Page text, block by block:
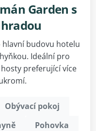
Garden s
budovu hotelu
Ideální pro
preferující více
Obývací pokoj
Pohovka